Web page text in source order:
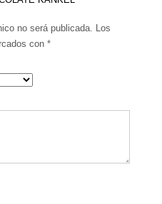
no será publicada. Los
con *